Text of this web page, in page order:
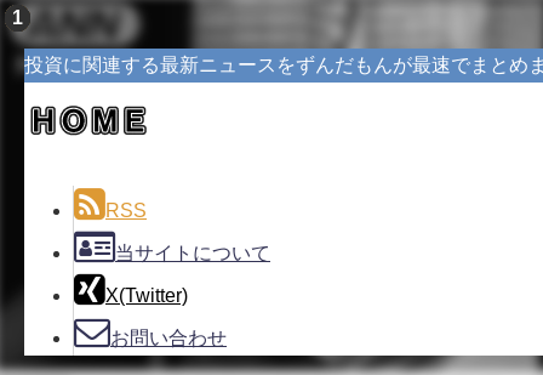
投資に関連する最新ニュースをずんだもんが最速でまとめ
RSS
当サイトについて
X(Twitter)
お問い合わせ